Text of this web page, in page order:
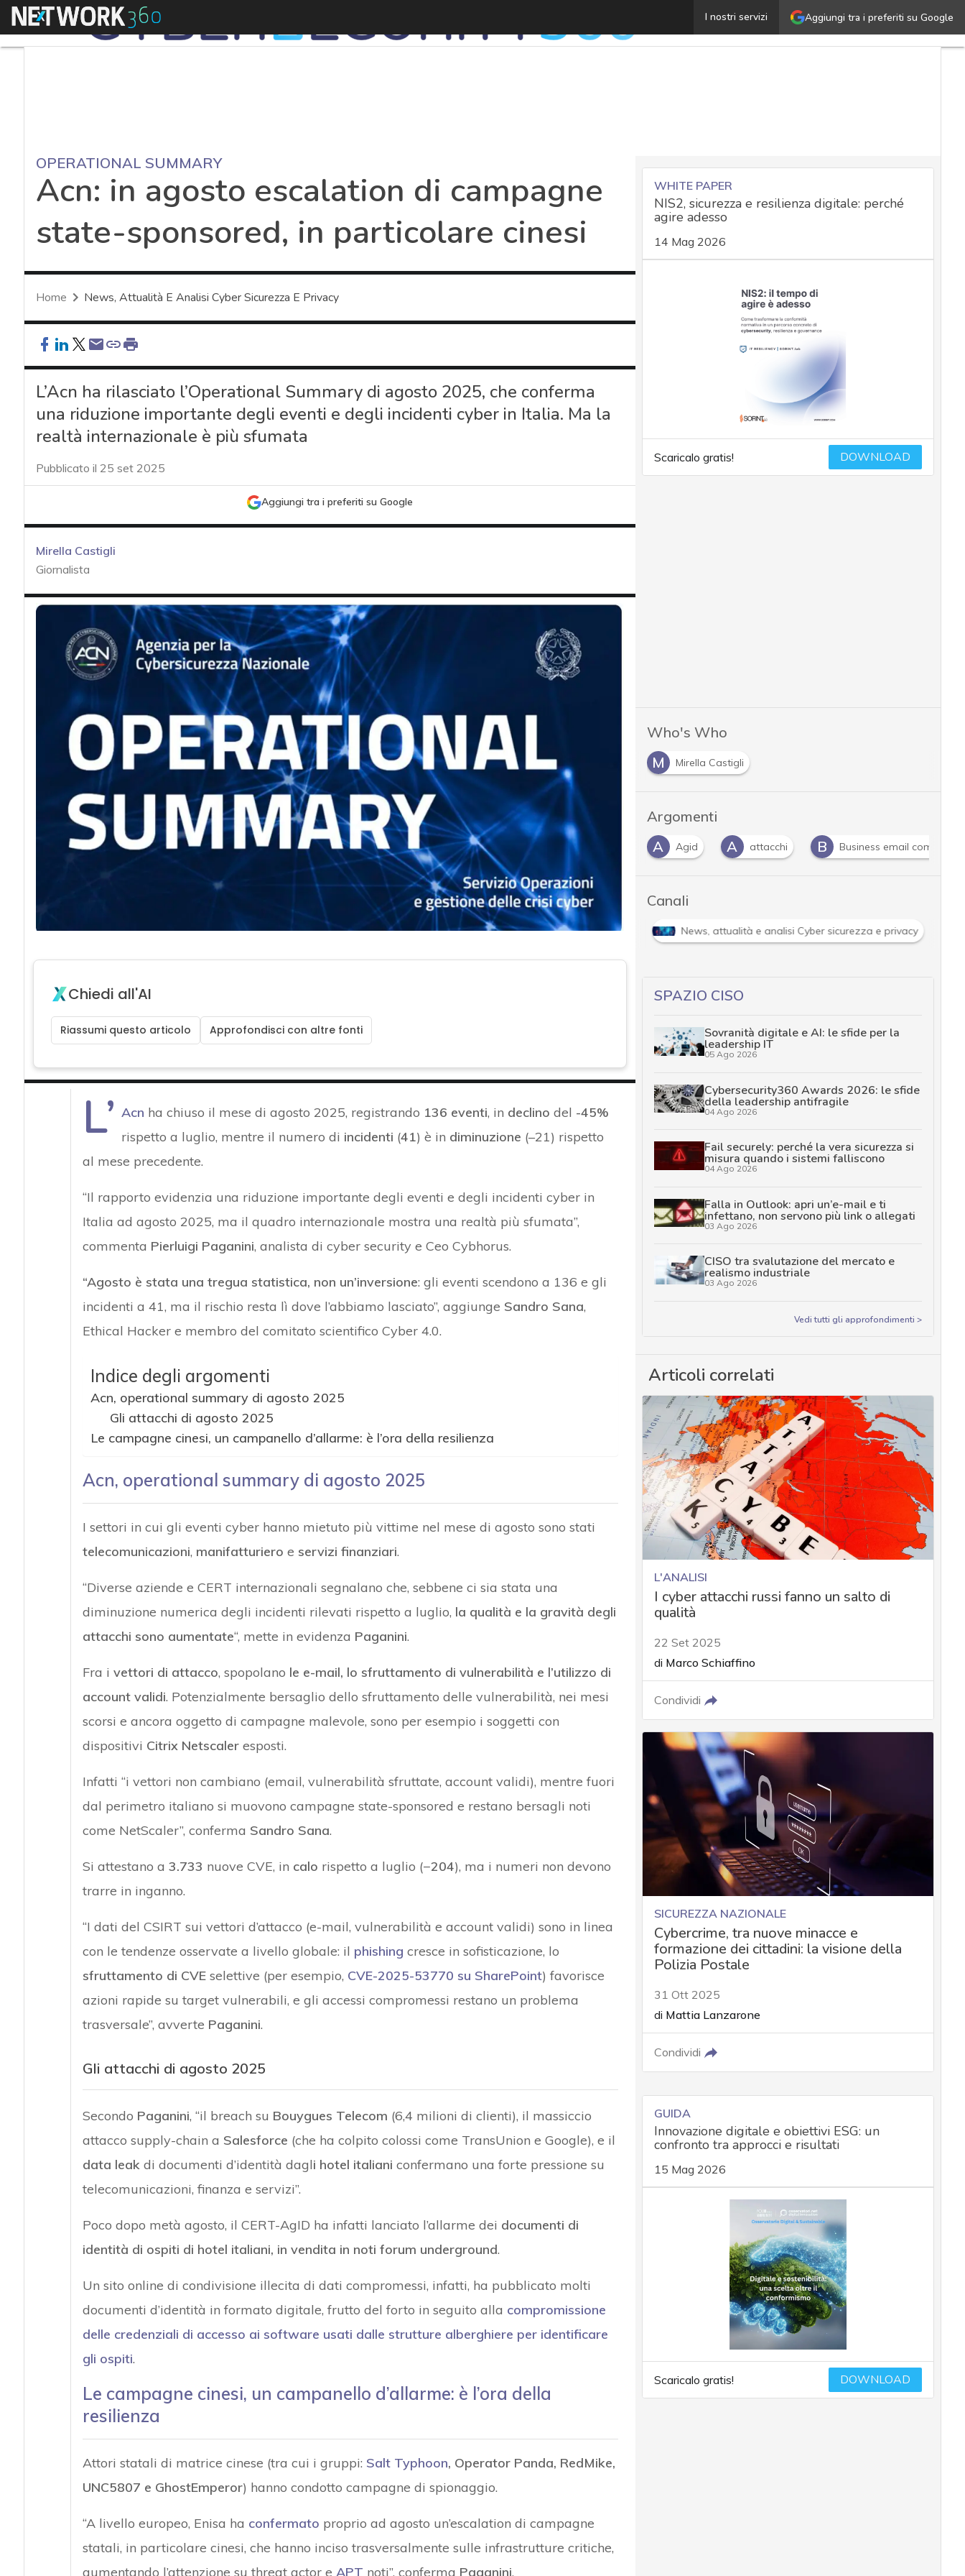
Aggiungi tra i preferiti su Google
I nostri servizi
Menu Acn: in agosto escalation di campagne state-
OPERATIONAL SUMMARY
Acn: in agosto escalation di campagne
state-sponsored, in particolare cinesi
Home News, Attualità E Analisi Cyber Sicurezza E Privacy
L’Acn ha rilasciato l’Operational Summary di agosto 2025, che conferma
una riduzione importante degli eventi e degli incidenti cyber in Italia. Ma la
realtà internazionale è più sfumata
Pubblicato il 25 set 2025
Aggiungi tra i preferiti su Google
Mirella Castigli
Giornalista
Chiedi all'AI
Riassumi questo articolo Approfondisci con altre fonti
L’ Acn ha chiuso il mese di agosto 2025, registrando 136 eventi, in declino del -45%
rispetto a luglio, mentre il numero di incidenti (41) è in diminuzione (–21) rispetto
al mese precedente.
“Il rapporto evidenzia una riduzione importante degli eventi e degli incidenti cyber in
Italia ad agosto 2025, ma il quadro internazionale mostra una realtà più sfumata”,
commenta Pierluigi Paganini, analista di cyber security e Ceo Cybhorus.
“Agosto è stata una tregua statistica, non un’inversione: gli eventi scendono a 136 e gli
incidenti a 41, ma il rischio resta lì dove l’abbiamo lasciato”, aggiunge Sandro Sana,
Ethical Hacker e membro del comitato scientifico Cyber 4.0.
Indice degli argomenti
Acn, operational summary di agosto 2025
Gli attacchi di agosto 2025
Le campagne cinesi, un campanello d’allarme: è l’ora della resilienza
Acn, operational summary di agosto 2025
I settori in cui gli eventi cyber hanno mietuto più vittime nel mese di agosto sono stati
telecomunicazioni, manifatturiero e servizi finanziari.
“Diverse aziende e CERT internazionali segnalano che, sebbene ci sia stata una
diminuzione numerica degli incidenti rilevati rispetto a luglio, la qualità e la gravità degli
attacchi sono aumentate“, mette in evidenza Paganini.
Fra i vettori di attacco, spopolano le e-mail, lo sfruttamento di vulnerabilità e l’utilizzo di
account validi. Potenzialmente bersaglio dello sfruttamento delle vulnerabilità, nei mesi
scorsi e ancora oggetto di campagne malevole, sono per esempio i soggetti con
dispositivi Citrix Netscaleresposti.
Infatti “i vettori non cambiano (email, vulnerabilità sfruttate, account validi), mentre fuori
dal perimetro italiano si muovono campagne state-sponsored e restano bersagli noti
come NetScaler”, conferma Sandro Sana.
Si attestano a 3.733 nuove CVE, in calo rispetto a luglio (−204), ma i numeri non devono
trarre in inganno.
“I dati del CSIRT sui vettori d’attacco (e-mail, vulnerabilità e account validi) sono in linea
con le tendenze osservate a livello globale: il phishing cresce in sofisticazione, lo
sfruttamento di CVEselettive (per esempio, CVE-2025-53770 su SharePoint) favorisce
azioni rapide su target vulnerabili, e gli accessi compromessi restano un problema
trasversale”, avverte Paganini.
Gli attacchi di agosto 2025
Secondo Paganini, “il breach su Bouygues Telecom (6,4 milioni di clienti), il massiccio
attacco supply-chain a Salesforce (che ha colpito colossi come TransUnion e Google), e il
data leakdi documenti d’identità dagli hotel italiani confermano una forte pressione su
telecomunicazioni, finanza e servizi”.
Poco dopo metà agosto, il CERT-AgID ha infatti lanciato l’allarme dei documenti di
identità di ospiti di hotel italiani, in vendita in noti forum underground.
Un sito online di condivisione illecita di dati compromessi, infatti, ha pubblicato molti
documenti d’identità in formato digitale, frutto del forto in seguito alla compromissione
delle credenziali di accesso ai software usati dalle strutture alberghiere per identificare
gli ospiti.
Le campagne cinesi, un campanello d’allarme: è l’ora della
resilienza
Attori statali di matrice cinese (tra cui i gruppi: Salt Typhoon, Operator Panda, RedMike,
UNC5807 e GhostEmperor) hanno condotto campagne di spionaggio.
“A livello europeo, Enisa ha confermato proprio ad agosto un’escalation di campagne
statali, in particolare cinesi, che hanno inciso trasversalmente sulle infrastrutture critiche,
aumentando l’attenzione su threat actor e APT noti”, conferma Paganini.
WHITE PAPER
NIS2, sicurezza e resilienza digitale: perché
agire adesso
14 Mag 2026
Scaricalo gratis! DOWNLOAD
Who's Who
M
Mirella Castigli
Argomenti
A
A Agid A attacchi B Business email
Canali
Attacchi hacker e Malware: le ultime news in tempo reale e gli approfondimenti News, attualità e analisi Cyber sicurezza e privacy
SPAZIO CISO
Sovranità digitale e AI: le sfide per la
leadership IT
05 Ago 2026
Cybersecurity360 Awards 2026: le sfide
della leadership antifragile
04 Ago 2026
Fail securely: perché la vera sicurezza si
misura quando i sistemi falliscono
04 Ago 2026
Falla in Outlook: apri un’e-mail e ti
infettano, non servono più link o allegati
03 Ago 2026
CISO tra svalutazione del mercato e
realismo industriale
03 Ago 2026
Vedi tutti gli approfondimenti >
Articoli correlati
L'ANALISI
I cyber attacchi russi fanno un salto di
qualità
22 Set 2025
di Marco Schiaffino
Condividi
SICUREZZA NAZIONALE
Cybercrime, tra nuove minacce e
formazione dei cittadini: la visione della
Polizia Postale
31 Ott 2025
di Mattia Lanzarone
Condividi
GUIDA
Innovazione digitale e obiettivi ESG: un
confronto tra approcci e risultati
15 Mag 2026
Scaricalo gratis! DOWNLOAD